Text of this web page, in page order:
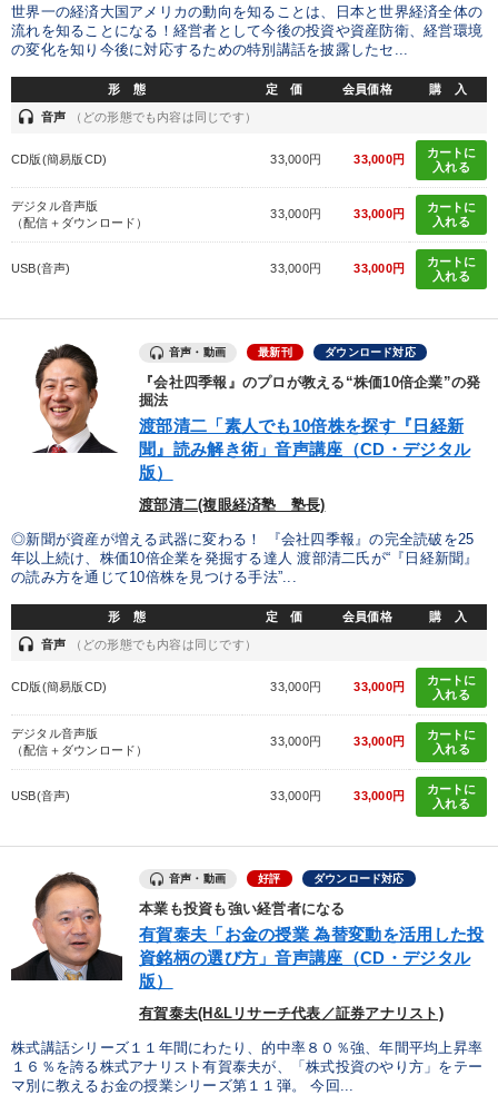
多角化・新規事業 ベンチャー 入門篇 仕組み
健康・ウェルビーイング DX
※「更新」を押すと「タグ・キーワード」を更新いただけます。
世界一の経済大国アメリカの動向を知ることは、日本と世界経済全体の
流れを知ることになる！経営者として今後の投資や資産防衛、経営環境
の変化を知り今後に対応するための特別講話を披露したセ...
形 態 定 価 会員価格 購 入
headset 音声 （どの形態でも内容は同じです）
CD版(簡易版CD) 33,000円 33,000円
カートに
入れる
デジタル音声版
（配信＋ダウンロード）
33,000円 33,000円
カートに
入れる
USB(音声) 33,000円 33,000円
カートに
入れる
音声・動画 最新刊 ダウンロード対応
『会社四季報』のプロが教える“株価10倍企業”の発
掘法
渡部清二「素人でも10倍株を探す『日経新
聞』読み解き術」音声講座（CD・デジタル
版）
渡部清二(複眼経済塾 塾長)
◎新聞が資産が増える武器に変わる！ 『会社四季報』の完全読破を25
年以上続け、株価10倍企業を発掘する達人 渡部清二氏が“『日経新聞』
の読み方を通じて10倍株を見つける手法”...
形 態 定 価 会員価格 購 入
headset 音声 （どの形態でも内容は同じです）
CD版(簡易版CD) 33,000円 33,000円
カートに
入れる
デジタル音声版
（配信＋ダウンロード）
33,000円 33,000円
カートに
入れる
USB(音声) 33,000円 33,000円
カートに
入れる
音声・動画 好評 ダウンロード対応
本業も投資も強い経営者になる
有賀泰夫「お金の授業 為替変動を活用した投
資銘柄の選び方」音声講座（CD・デジタル
版）
有賀泰夫(H&Lリサーチ代表／証券アナリスト)
株式講話シリーズ１１年間にわたり、的中率８０％強、年間平均上昇率
１６％を誇る株式アナリスト有賀泰夫が、「株式投資のやり方」をテー
マ別に教えるお金の授業シリーズ第１１弾。 今回...